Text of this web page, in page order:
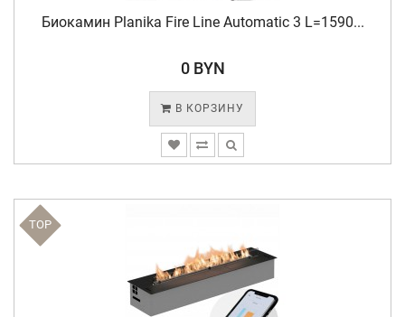
Биокамин Planika Fire Line Automatic 3 L=1590...
0 BYN
В КОРЗИНУ
TOP